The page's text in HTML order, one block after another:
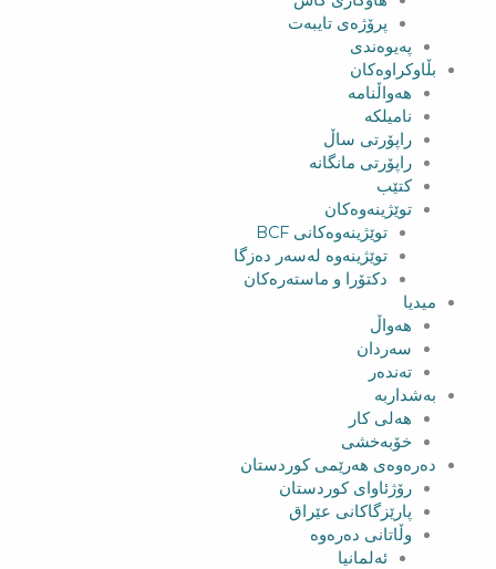
پرۆژەی تایبەت
پەیوەندی
بڵاوکراوەکان
هەواڵنامە
نامیلکە
راپۆرتی ساڵ
راپۆرتی مانگانە
کتێب
توێژینەوەکان
توێژینەوەکانی BCF​
توێژینەوە لەسەر دەزگا
دکتۆرا و ماستەرەکان
میدیا
‌‌هەواڵ
سه‌ردان
تەندەر
بەشداربە
هەلی کار
خۆبەخشی
دەرەوەی هەرێمی کوردستان
رۆژئاوای کوردستان
پارێزگاکانی عێراق
وڵاتانی دەرەوە
ئەلمانیا